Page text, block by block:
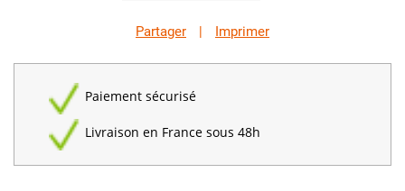
Partager | Imprimer
Paiement sécurisé
Livraison en France sous 48h